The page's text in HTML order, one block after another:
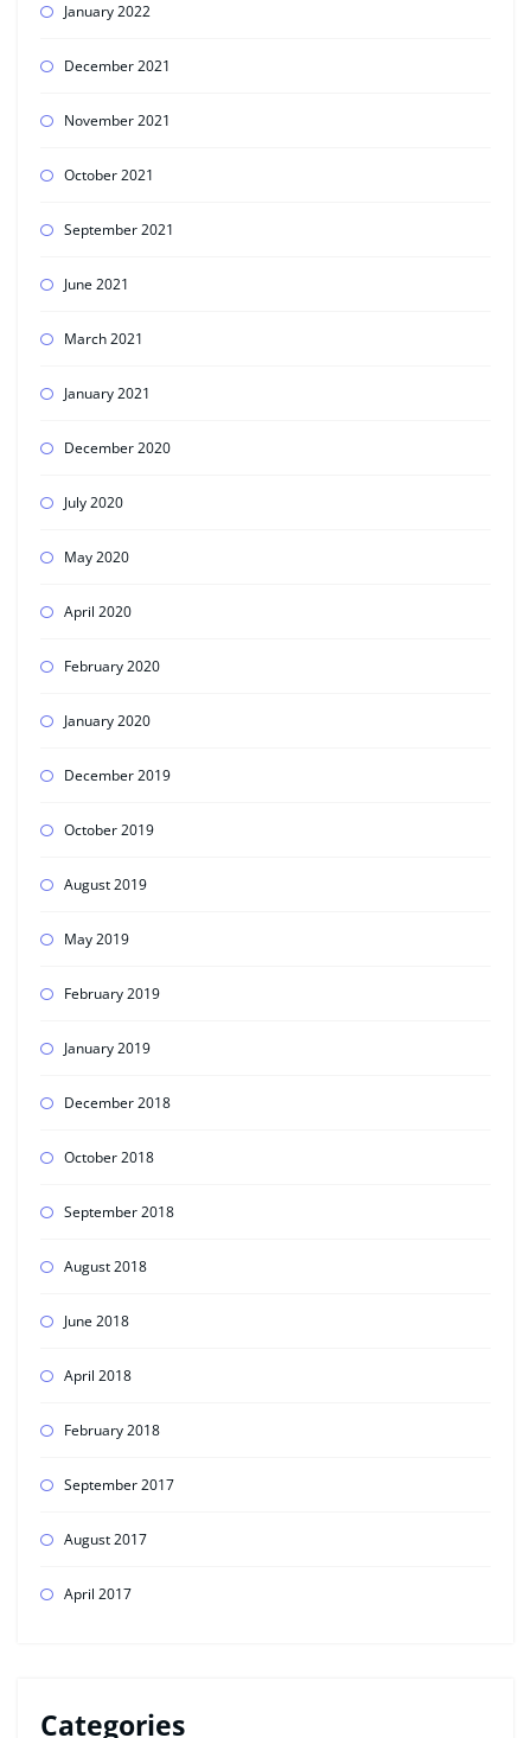
January 2022
December 2021
November 2021
October 2021
September 2021
June 2021
March 2021
January 2021
December 2020
July 2020
May 2020
April 2020
February 2020
January 2020
December 2019
October 2019
August 2019
May 2019
February 2019
January 2019
December 2018
October 2018
September 2018
August 2018
June 2018
April 2018
February 2018
September 2017
August 2017
April 2017
Categories